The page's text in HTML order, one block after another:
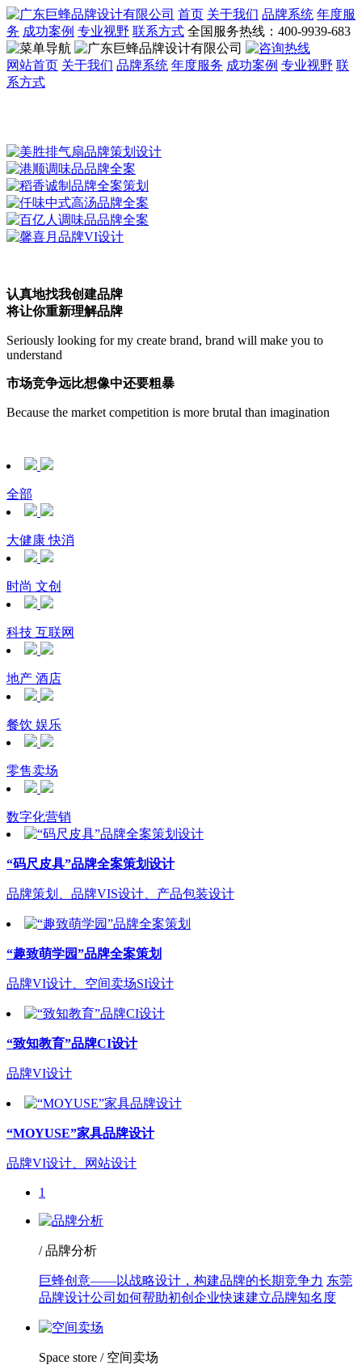
首页 关于我们 品牌系统 年度服
务 成功案例 专业视野 联系方式 全国服务热线：400-9939-683
网站首页 关于我们 品牌系统 年度服务 成功案例 专业视野 联
系方式
认真地找我创建品牌
将让你重新理解品牌
Seriously looking for my create brand, brand will make you to
understand
市场竞争远比想像中还要粗暴
Because the market competition is more brutal than imagination
全部
大健康 快消
时尚 文创
科技 互联网
地产 酒店
餐饮 娱乐
零售卖场
数字化营销
“码尺皮具”品牌全案策划设计
品牌策划、品牌VIS设计、产品包装设计
“趣致萌学园”品牌全案策划
品牌VI设计、空间卖场SI设计
“致知教育”品牌CI设计
品牌VI设计
“MOYUSE”家具品牌设计
品牌VI设计、网站设计
1
/ 品牌分析
巨蜂创意——以战略设计，构建品牌的长期竞争力 东莞
品牌设计公司如何帮助初创企业快速建立品牌知名度
Space store / 空间卖场